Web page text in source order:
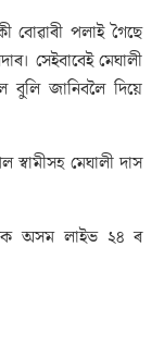
বোৱাৰী পলাই গৈছে
সেইবাবেই মেঘালী
বুলি জানিবলৈ দিয়ে
স্বামীসহ মেঘালী দাস
অসম লাইভ ২৪ ৰ